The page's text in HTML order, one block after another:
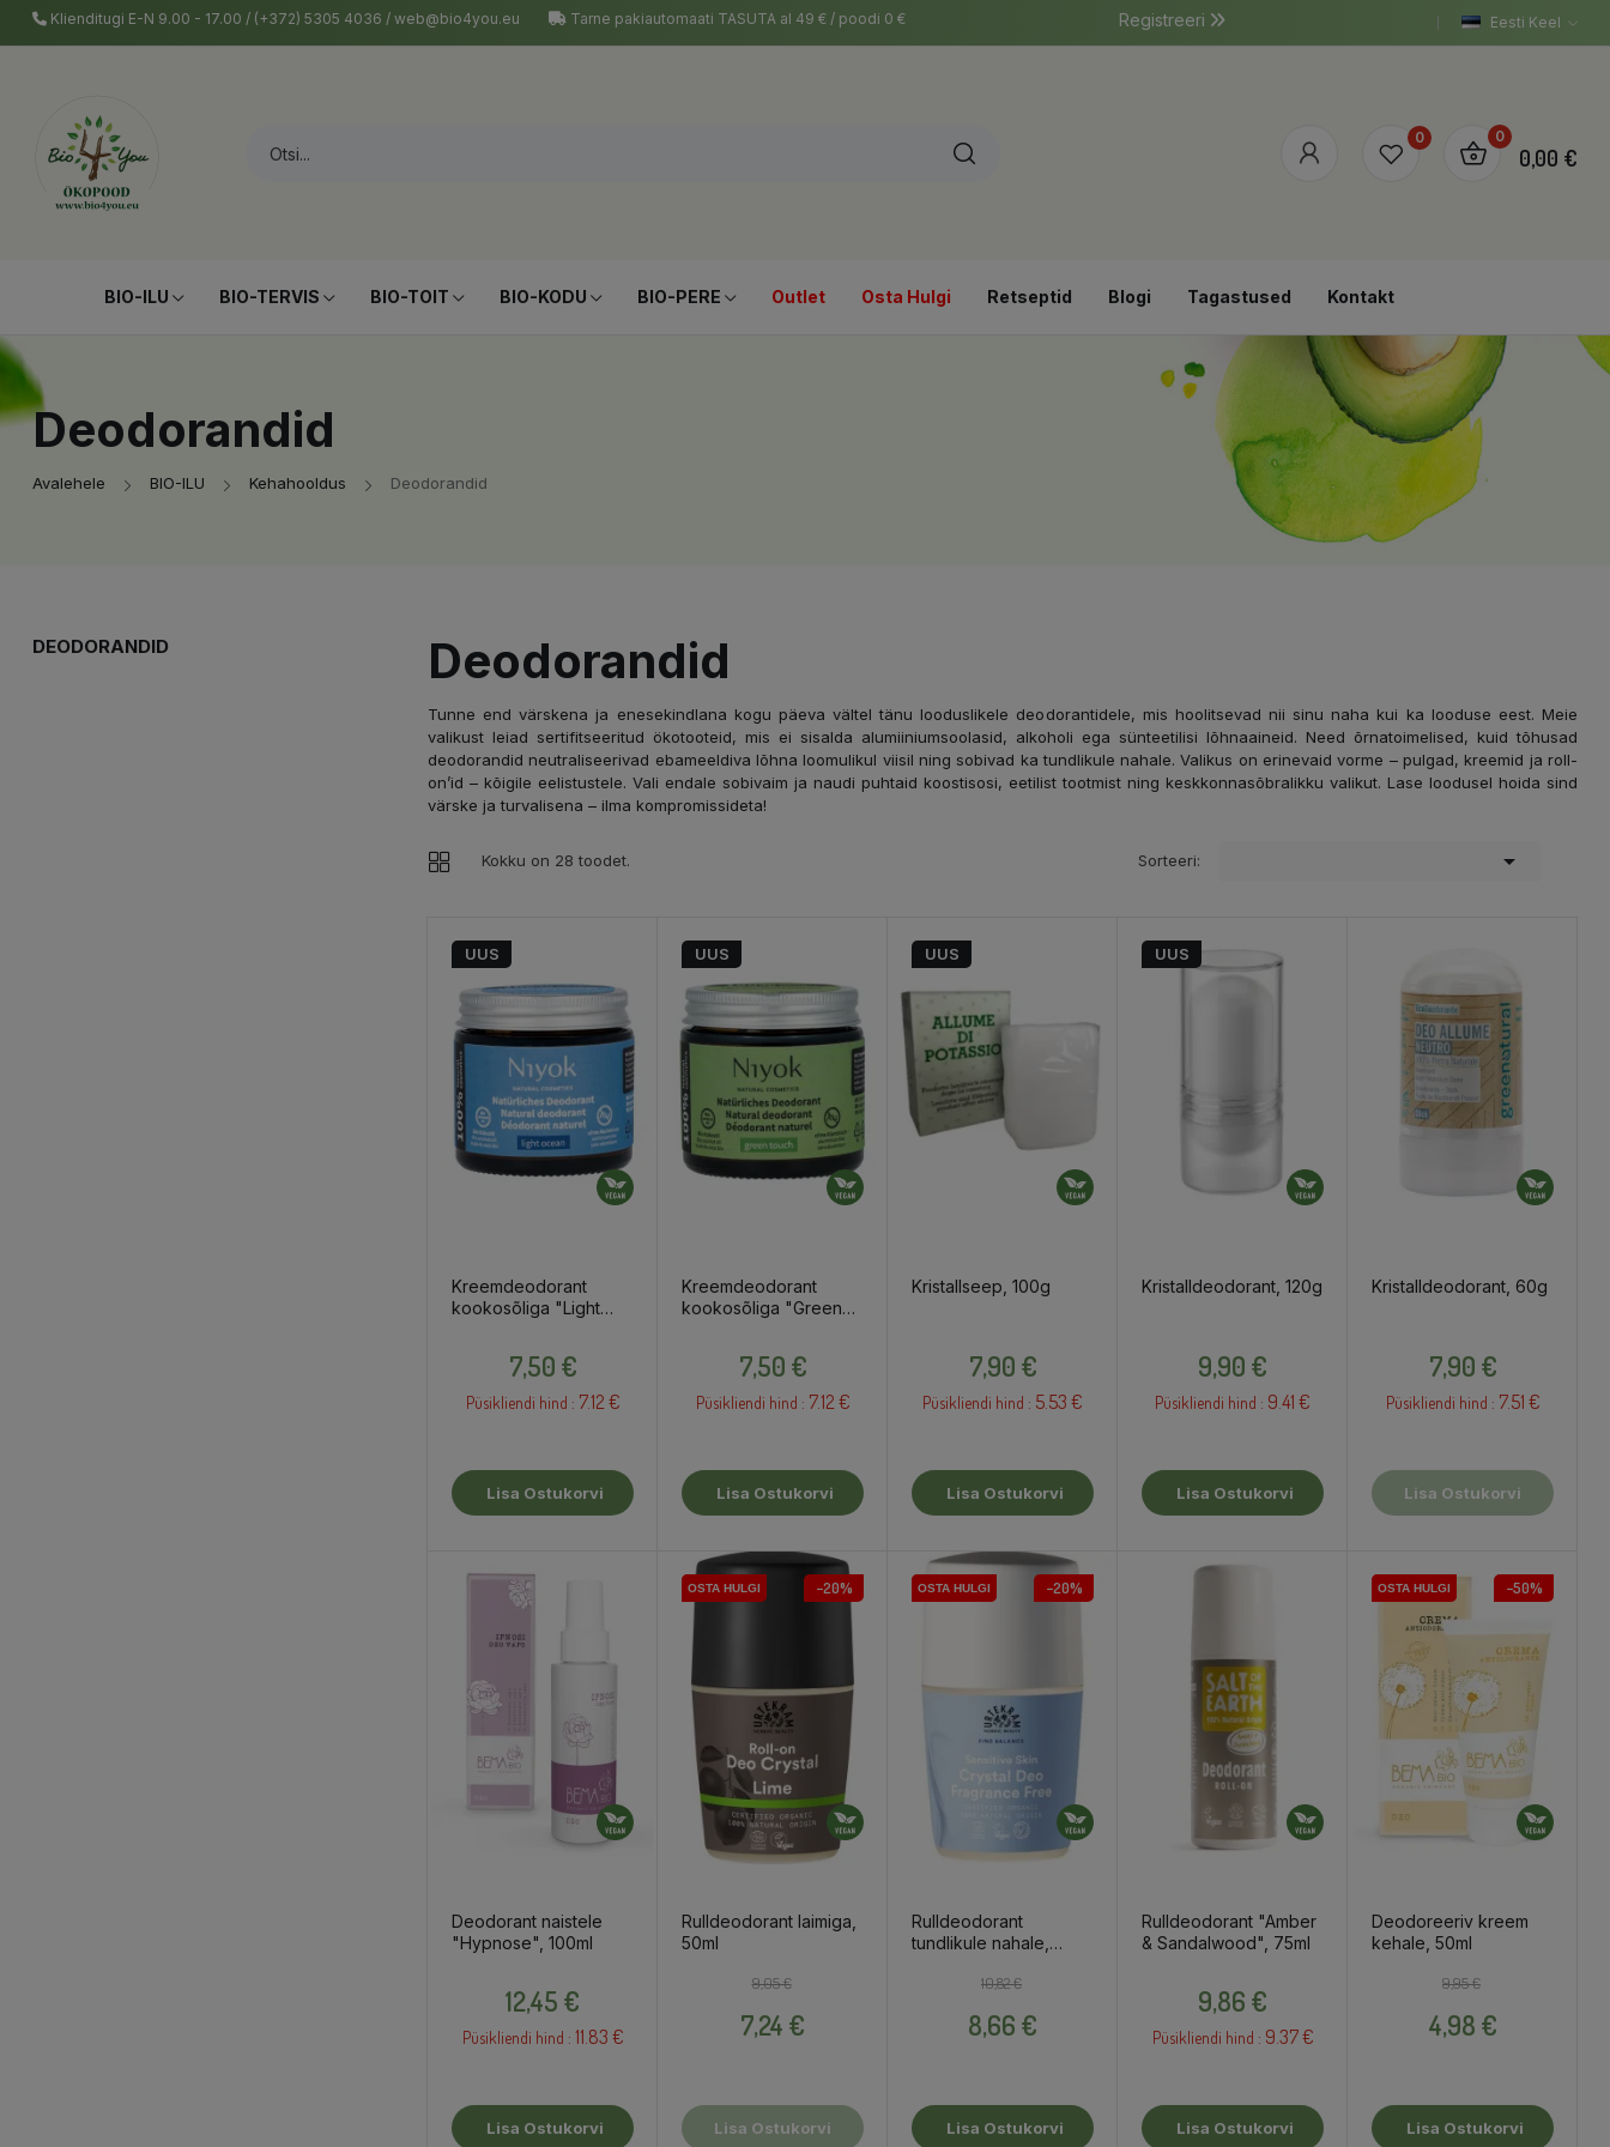
Klienditugi E-N 9.00 - 17.00 / (+372) 5305 4036 / web@bio4you.eu Tarne pakiautomaati TASUTA al 49 € / poodi 0 € Eesti Keel
Registreeri
0 0
0,00 €
BIO-ILU BIO-TERVIS BIO-TOIT BIO-KODU BIO-PERE Outlet Osta Hulgi Retseptid Blogi Tagastused Kontakt
Deodorandid
Avalehele BIO-ILU Kehahooldus Deodorandid
DEODORANDID Deodorandid
Tunne end värskena ja enesekindlana kogu päeva vältel tänu looduslikele deodorantidele, mis hoolitsevad nii sinu naha kui ka looduse eest. Meie
valikust leiad sertifitseeritud ökotooteid, mis ei sisalda alumiiniumsoolasid, alkoholi ega sünteetilisi lõhnaaineid. Need õrnatoimelised, kuid tõhusad
deodorandid neutraliseerivad ebameeldiva lõhna loomulikul viisil ning sobivad ka tundlikule nahale. Valikus on erinevaid vorme – pulgad, kreemid ja roll-
on’id – kõigile eelistustele. Vali endale sobivaim ja naudi puhtaid koostisosi, eetilist tootmist ning keskkonnasõbralikku valikut. Lase loodusel hoida sind
värske ja turvalisena – ilma kompromissideta!
Kokku on 28 toodet. Sorteeri: 
UUS
Kreemdeodorant
kookosõliga "Light
7,50 €
Püsikliendi hind : 7.12 €
Lisa Ostukorvi
UUS
Kreemdeodorant
kookosõliga "Green
7,50 €
Püsikliendi hind : 7.12 €
Lisa Ostukorvi
UUS
Kristallseep, 100g
7,90 €
Püsikliendi hind : 5.53 €
Lisa Ostukorvi
UUS
Kristalldeodorant, 120g
9,90 €
Püsikliendi hind : 9.41 €
Lisa Ostukorvi
Kristalldeodorant, 60g
7,90 €
Püsikliendi hind : 7.51 €
Lisa Ostukorvi
Deodorant naistele
"Hypnose", 100ml
12,45 €
Püsikliendi hind : 11.83 €
Lisa Ostukorvi
OSTA HULGI
OSTA HULGI −20%
Rulldeodorant laimiga,
50ml
Tavahind
9,05 €
Hind
7,24 €
Lisa Ostukorvi
OSTA HULGI
OSTA HULGI −20%
Rulldeodorant
tundlikule nahale,
Tavahind
10,82 €
Hind
8,66 €
Lisa Ostukorvi
Rulldeodorant "Amber
& Sandalwood", 75ml
9,86 €
Püsikliendi hind : 9.37 €
Lisa Ostukorvi
OSTA HULGI
OSTA HULGI −50%
Deodoreeriv kreem
kehale, 50ml
Tavahind
9,95 €
Hind
4,98 €
Lisa Ostukorvi